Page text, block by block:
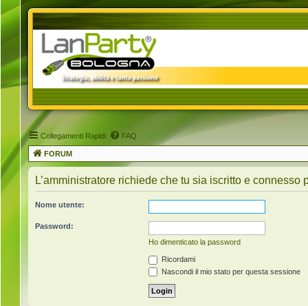
Collegamenti Rapidi FAQ
FORUM
L’amministratore richiede che tu sia iscritto e connesso
Nome utente:
Password:
Ho dimenticato la password
Ricordami
Nascondi il mio stato per questa sessione